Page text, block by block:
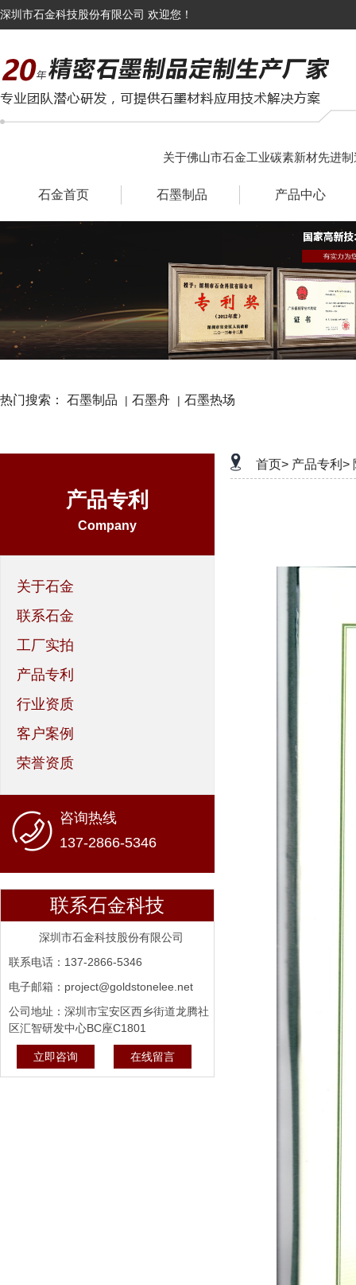
深圳市石金科技股份有限公司 欢迎您！
关于佛山市石金工业碳素新材先进
石金首页 石墨制品 产品中心
热门搜索： 石墨制品 | 石墨舟 | 石墨热场
产品专利
Company
关于石金
联系石金
工厂实拍
产品专利
行业资质
客户案例
荣誉资质
咨询热线
137-2866-5346
联系石金科技
深圳市石金科技股份有限公司
联系电话：137-2866-5346
电子邮箱：project@goldstonelee.net
公司地址：深圳市宝安区西乡街道龙腾社
区汇智研发中心BC座C1801
立即咨询 在线留言
首页> 产品专利>